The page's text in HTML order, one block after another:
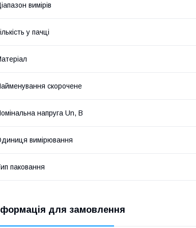
вимірів
у пачці
скорочене
напруга Un, В
вимірювання
паковання
для замовлення